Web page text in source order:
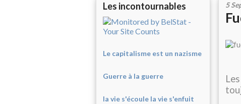
Les incontournables
Le capitalisme est un nazisme
Guerre à la guerre
la vie s'écoule la vie s'enfuit
5